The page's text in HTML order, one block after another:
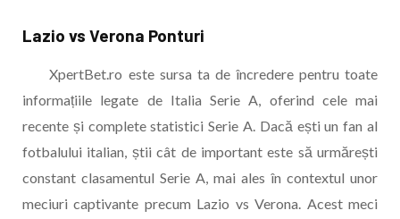
Lazio vs Verona Ponturi
XpertBet.ro este sursa ta de încredere pentru toate
informațiile legate de Italia Serie A, oferind cele mai
recente și complete statistici Serie A. Dacă ești un fan al
fotbalului italian, știi cât de important este să urmărești
constant clasamentul Serie A, mai ales în contextul unor
meciuri captivante precum Lazio vs Verona. Acest meci